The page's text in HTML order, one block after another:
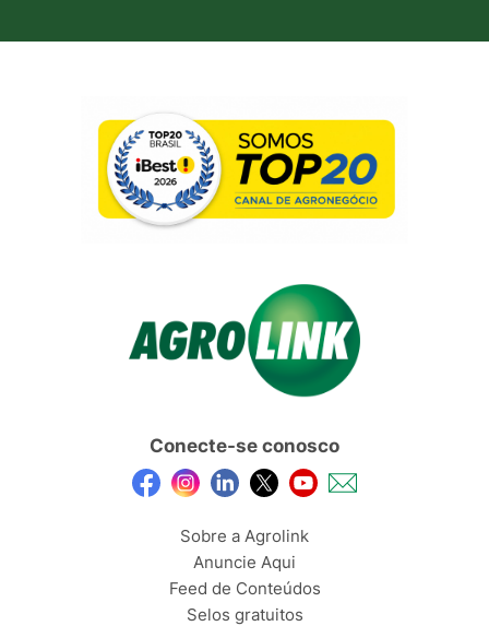
Conecte-se conosco
Sobre a Agrolink
Anuncie Aqui
Feed de Conteúdos
Selos gratuitos